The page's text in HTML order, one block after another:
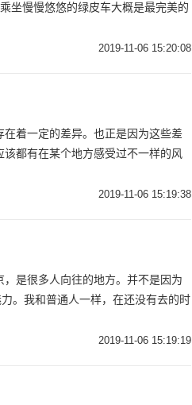
坐慢慢悠悠的绿皮车大概是最完美的
2019-11-06 15:20:08
着一定的差异。也正是因为这些差
都有在某个地方感受过不一样的风
2019-11-06 15:19:38
是很多人向往的地方。并不是因为
。我和普通人一样，在还没有去的时
2019-11-06 15:19:19